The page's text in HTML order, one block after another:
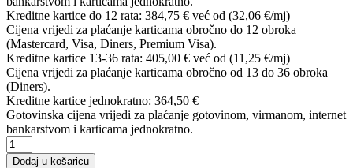
Kreditne kartice do 12 rata: 384,75 € već od (32,06 €/mj)
Cijena vrijedi za plaćanje karticama obročno do 12 obroka
(Mastercard, Visa, Diners, Premium Visa).
Kreditne kartice 13-36 rata: 405,00 € već od (11,25 €/mj)
Cijena vrijedi za plaćanje karticama obročno od 13 do 36 obroka
(Diners).
Kreditne kartice jednokratno: 364,50 €
Gotovinska cijena vrijedi za plaćanje gotovinom, virmanom, internet
bankarstvom i karticama jednokratno.
Dodaj u košaricu